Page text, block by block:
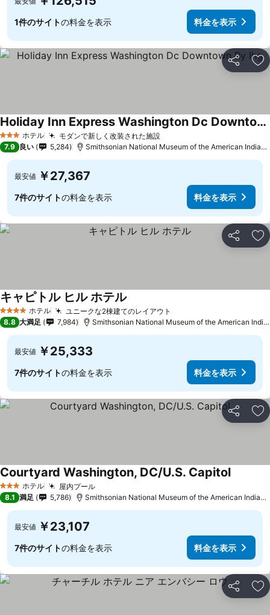
1件のサイトの料金を表示 料金を表示
シェア お
3 ホテルのランク
ホテル モダンで新しく改装された施設
Holiday Inn Express Washington Dc Downtown By Ihg
7.9 良い 5,284 Smithsonian National Museum of the American Indianまで1.6 km
最安値 ￥27,367
7件のサイトの料金を表示 料金を表示
シェア お
4 ホテルのランク
ホテル ユニークな2棟建てのレイアウト
キャピトル ヒル ホテル
8.8 大満足 7,984 Smithsonian National Museum of the American Indianまで1.2 km
最安値 ￥25,333
7件のサイトの料金を表示 料金を表示
シェア お
3 ホテルのランク
ホテル 屋内プール
Courtyard Washington, DC/U.S. Capitol
8.1 満足 5,786 Smithsonian National Museum of the American Indianまで2.5 km
最安値 ￥23,107
7件のサイトの料金を表示 料金を表示
シェア お